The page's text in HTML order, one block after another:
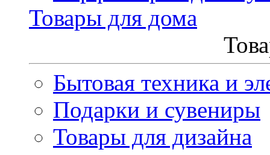
Товары для дома
Бытовая техника и
Подарки и сувениры
Товары для дизайна